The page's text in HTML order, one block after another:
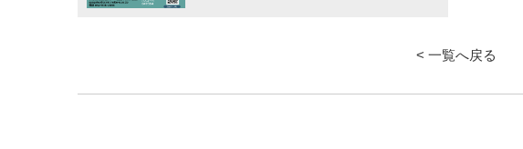
< 一覧へ戻る